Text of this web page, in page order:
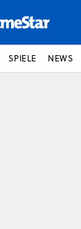
SPIELE NEWS